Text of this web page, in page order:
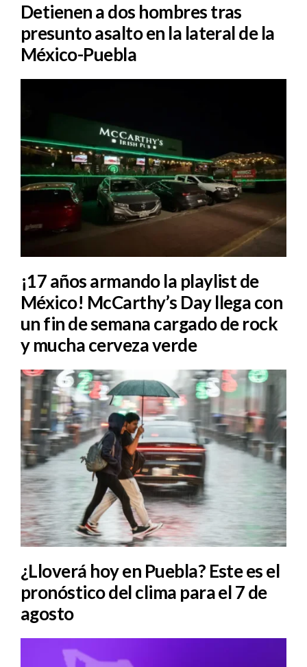
Detienen a dos hombres tras
presunto asalto en la lateral de la
México-Puebla
¡17 años armando la playlist de
México! McCarthy’s Day llega con
un fin de semana cargado de rock
y mucha cerveza verde
¿Lloverá hoy en Puebla? Este es el
pronóstico del clima para el 7 de
agosto